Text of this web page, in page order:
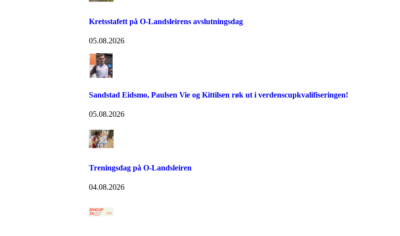
Kretsstafett på O-Landsleirens avslutningsdag
05.08.2026
Sandstad Eidsmo, Paulsen Vie og Kittilsen røk ut i verdenscupkvalifiseringen!
05.08.2026
Treningsdag på O-Landsleiren
04.08.2026